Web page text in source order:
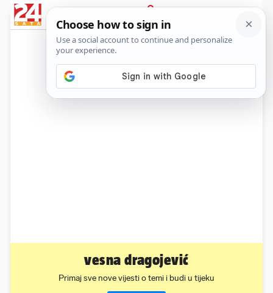
PRIJAVA
News
vesna dragojević
Primaj sve nove vijesti o temi i budi u tijeku